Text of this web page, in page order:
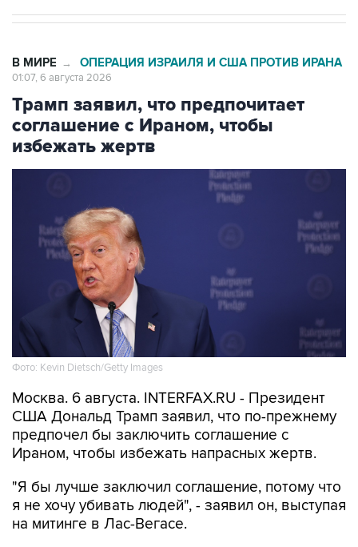
В МИРЕ → ОПЕРАЦИЯ ИЗРАИЛЯ И США ПРОТИВ ИРАНА
01:07, 6 августа 2026
Трамп заявил, что предпочитает
соглашение с Ираном, чтобы
избежать жертв
Фото: Kevin Dietsch/Getty Images
Москва. 6 августа. INTERFAX.RU - Президент
США Дональд Трамп заявил, что по-прежнему
предпочел бы заключить соглашение с
Ираном, чтобы избежать напрасных жертв.
"Я бы лучше заключил соглашение, потому что
я не хочу убивать людей", - заявил он, выступая
на митинге в Лас-Вегасе.